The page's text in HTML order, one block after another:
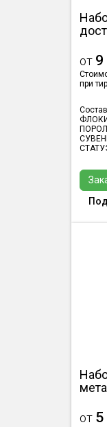
от 9
при
от 5